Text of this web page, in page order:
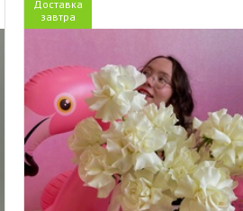
Доставка
завтра